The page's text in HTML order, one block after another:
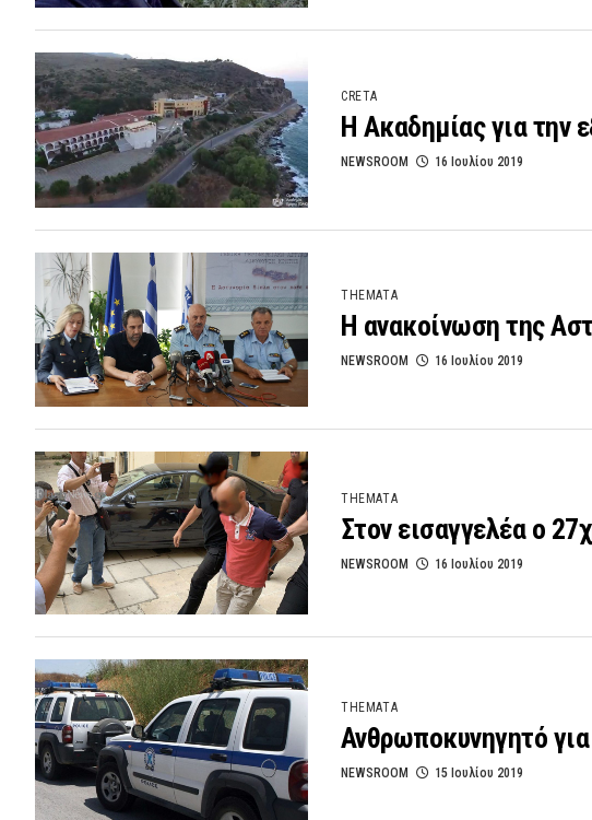
CRETA
Η Ακαδημίας για την
NEWSROOM 16 Ιουλίου 2019
THEMATA
Η ανακοίνωση της
NEWSROOM 16 Ιουλίου 2019
THEMATA
Στον εισαγγελέα ο
NEWSROOM 16 Ιουλίου 2019
THEMATA
Ανθρωποκυνηγητό
NEWSROOM 15 Ιουλίου 2019